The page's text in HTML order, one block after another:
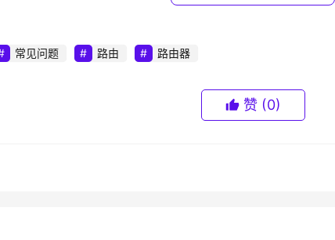
常见问题 路由 路由器
赞 (0)